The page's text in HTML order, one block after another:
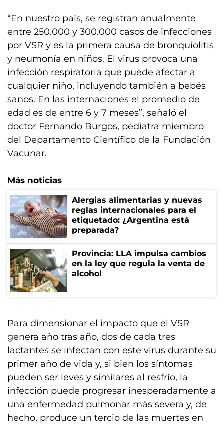
“En nuestro país, se registran anualmente
entre 250.000 y 300.000 casos de infecciones
por VSR y es la primera causa de bronquiolitis
y neumonía en niños. El virus provoca una
infección respiratoria que puede afectar a
cualquier niño, incluyendo también a bebés
sanos. En las internaciones el promedio de
edad es de entre 6 y 7 meses”, señaló el
doctor Fernando Burgos, pediatra miembro
del Departamento Científico de la Fundación
Vacunar.
Más noticias
Alergias alimentarias y nuevas
reglas internacionales para el
etiquetado: ¿Argentina está
preparada?
Provincia: LLA impulsa cambios
en la ley que regula la venta de
alcohol
Para dimensionar el impacto que el VSR
genera año tras año, dos de cada tres
lactantes se infectan con este virus durante su
primer año de vida y, si bien los síntomas
pueden ser leves y similares al resfrío, la
infección puede progresar inesperadamente a
una enfermedad pulmonar más severa y, de
hecho, produce un tercio de las muertes en